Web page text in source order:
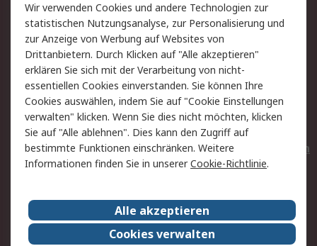
Rücksendungen
Kontakt
Hilfe
Privatkunden
Rechtliches
AGB
Datenschutz
Cookie-Richtlinie
Zahlungsbedingungen
Copyright/Impressum
Entsorgung
Elektrogeräte/Batterien
RS weltweit
Karriere bei RS
Nachhaltigkeit
Wir verwenden Cookies und andere Technologien zur
statistischen Nutzungsanalyse, zur Personalisierung und
zur Anzeige von Werbung auf Websites von
Drittanbietern. Durch Klicken auf "Alle akzeptieren"
erklären Sie sich mit der Verarbeitung von nicht-
essentiellen Cookies einverstanden. Sie können Ihre
Cookies auswählen, indem Sie auf "Cookie Einstellungen
verwalten" klicken. Wenn Sie dies nicht möchten, klicken
Sie auf "Alle ablehnen". Dies kann den Zugriff auf
bestimmte Funktionen einschränken. Weitere
Informationen finden Sie in unsererCookie-Richtlinie.
Alle akzeptieren
Cookies verwalten